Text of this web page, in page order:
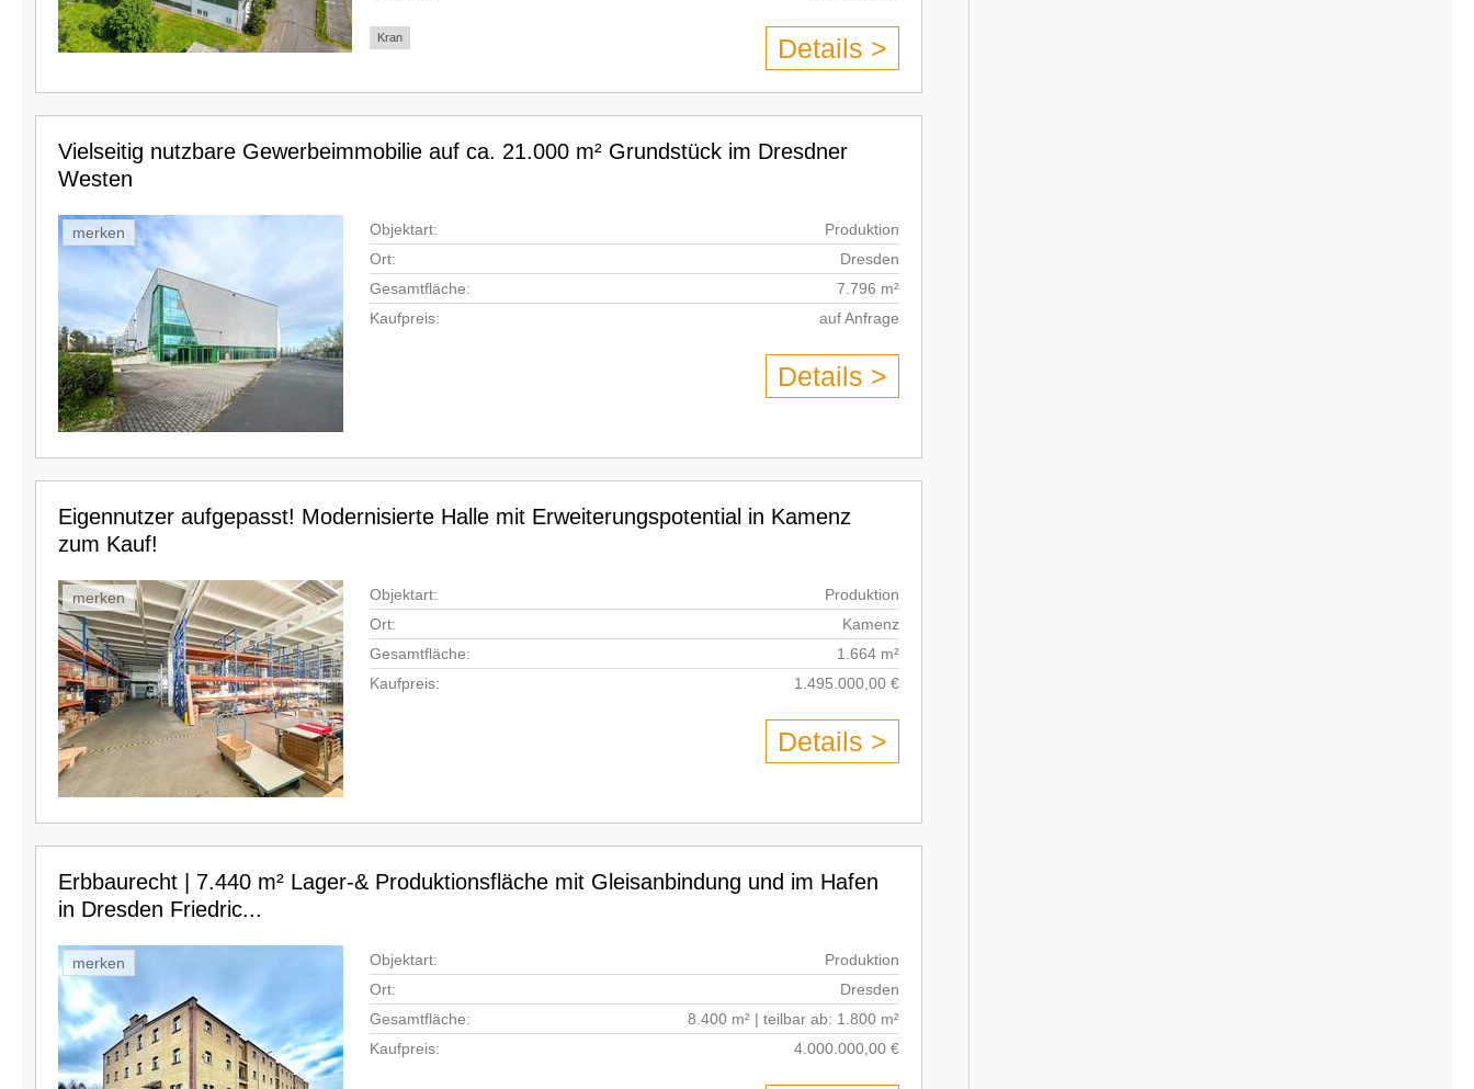
Kran Details >
Vielseitig nutzbare Gewerbeimmobilie auf ca. 21.000 m² Grundstück im Dresdner
Westen
merken Objektart:
Produktion
Ort:
Dresden
Gesamtfläche:
7.796 m²
Kaufpreis:
auf Anfrage
Details >
Eigennutzer aufgepasst! Modernisierte Halle mit Erweiterungspotential in Kamenz
zum Kauf!
merken Objektart:
Produktion
Ort:
Kamenz
Gesamtfläche:
1.664 m²
Kaufpreis:
1.495.000,00 €
Details >
Erbbaurecht | 7.440 m² Lager-& Produktionsfläche mit Gleisanbindung und im Hafen
in Dresden Friedric...
merken Objektart:
Produktion
Ort:
Dresden
Gesamtfläche:
8.400 m² | teilbar ab: 1.800 m²
Kaufpreis:
4.000.000,00 €